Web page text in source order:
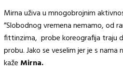
Mirna uživa u mnogobrojnim
”Slobodnog vremena nemamo, od
fittinzima, probe koreografija traju
probu. Jako se veselim jer je s nama
kaže Mirna.